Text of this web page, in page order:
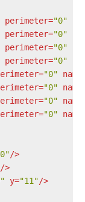
perimeter="0"
perimeter="0"
perimeter="0"
perimeter="0"
="0" name
="0" name
="0" name
="0" name
/>
/>
y="11"/>